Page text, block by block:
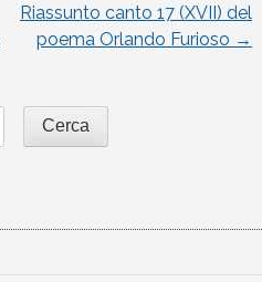
Riassunto canto 17 (XVII) del
poema Orlando Furioso →
Cerca